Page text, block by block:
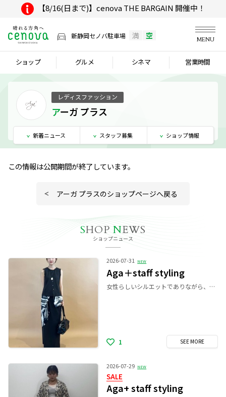
【8/16(日まで)】cenova THE BARGAIN 開催中！
新静岡セノバ駐車場 満 空 MENU
ショップ グルメ シネマ 営業時間
レディスファッション
アーガ プラス
新着ニュース スタッフ募集 ショップ情報
この情報は公開期間が終了しています。
アーガ プラスのショップページへ戻る
SHOP NEWS
ショップニュース
2026-07-31 NEW
Aga＋staff styling
女性らしいシルエットでありながら、程よくラフさのあるリブセットアップ。 リラックス感のある着心地もポイントです。 ウエストには柄のシアーシャツを巻き、ワンポイントに。 冷房のかかった室内では羽織としても活躍してくれます🌿 スタッフ身長：159cm
1 SEE MORE
2026-07-29 NEW
SALE
Aga+ staff styling